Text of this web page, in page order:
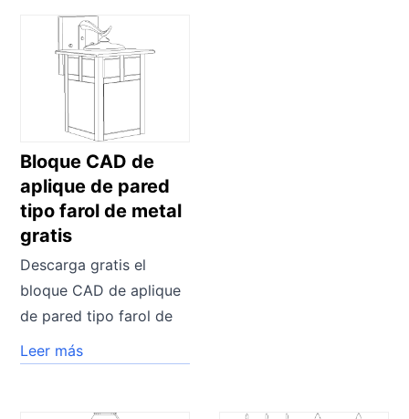
Bloque CAD de
aplique de pared
tipo farol de metal
gratis
Descarga gratis el
bloque CAD de aplique
de pared tipo farol de
Leer más